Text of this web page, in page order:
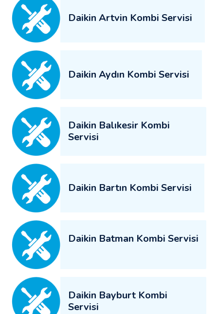
Daikin Artvin Kombi Servisi
Daikin Aydın Kombi Servisi
Daikin Balıkesir Kombi
Servisi
Daikin Bartın Kombi Servisi
Daikin Batman Kombi Servisi
Daikin Bayburt Kombi
Servisi